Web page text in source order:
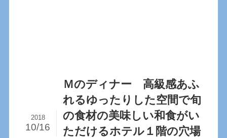
Ｍのディナー 高級感あふ
れるゆったりした空間で旬
の食材の美味しい和食がい
ただけるホテル１階の穴場
2018
10/16